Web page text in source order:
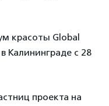
красоты Global
Калининграде с 28
проекта на